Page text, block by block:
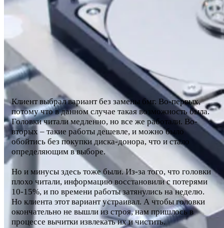
Клиент выбрал вариант без замены бмг. Во-первых,
потому что в данном случае такая возможность была.
Головки читали медленно, но все же работали. Во-
вторых – такие работы дешевле, и можно было
обойтись без покупки диска-донора, что и стало
определяющим в выборе.
Но и минусы здесь тоже были. Из-за того, что головки
плохо читали, информацию восстановили с потерями
10-15%, и по времени работы затянулись на неделю.
Но клиента этот вариант устраивал. А чтобы головки
окончательно не вышли из строя, нам пришлось в
процессе вычитки извлекать их и чистить.